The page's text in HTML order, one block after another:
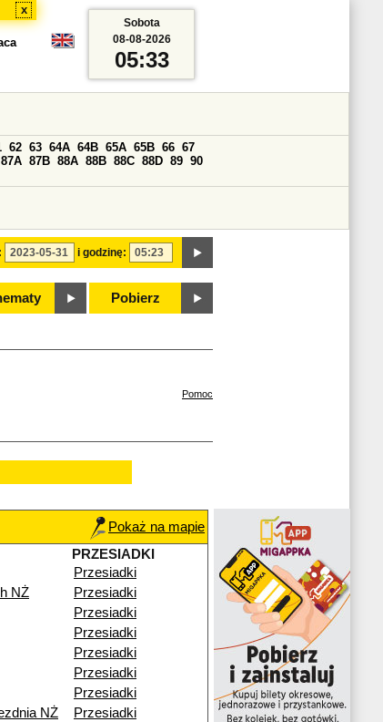
x
i godzinę:
62 63 64A 64B 65A 65B 66 67
87A 87B 88A 88B 88C 88D 89 90
Pobierz
Sobota
08-08-2026
05:33
Pomoc
Pokaż na mapie
PRZESIADKI
Przesiadki
NŻ
Przesiadki
Przesiadki
Przesiadki
Przesiadki
Przesiadki
Przesiadki
NŻ
Przesiadki